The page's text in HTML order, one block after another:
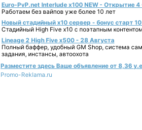
Euro-PvP.net Interlude х100 NEW - Открытие 4
Работаем без вайпов уже более 10 лет
Новый стадийный х10 сервер - бонус старт
Стадийный High Five x10 с поэтапным
Lineage 2 High Five x500 - 28 Августа
Полный баффер, удобный GM Shop, система
задания, инстансы, автоохота
Разместите здесь Ваше объявление от 8,36
Promo-Reklama.ru